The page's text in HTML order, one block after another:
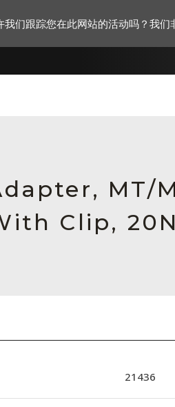
MT/
Clip,
21436
我们跟踪您在此网站的活动吗？我